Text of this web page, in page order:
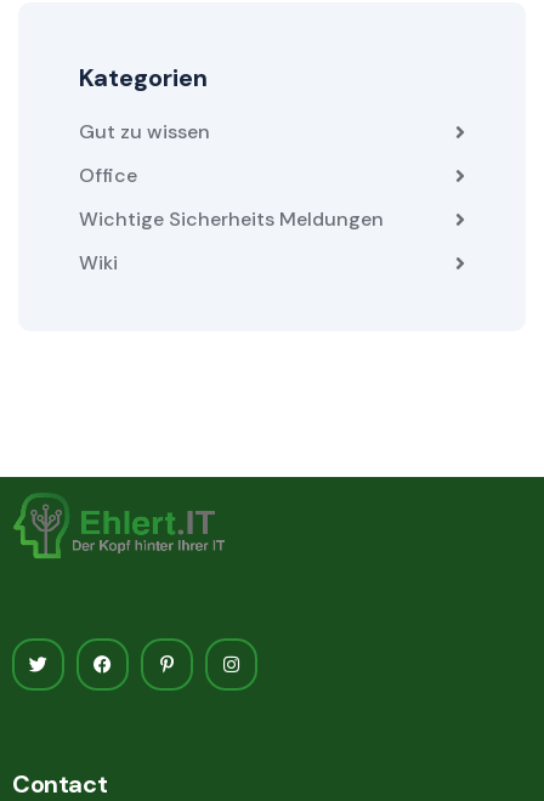
Kategorien
Gut zu wissen
Office
Wichtige Sicherheits Meldungen
Wiki
Contact